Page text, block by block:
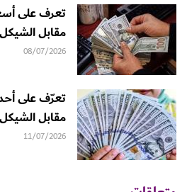
تعرف على
مقابل
08/07/2026
تعرّف على
مقابل
11/07/2026